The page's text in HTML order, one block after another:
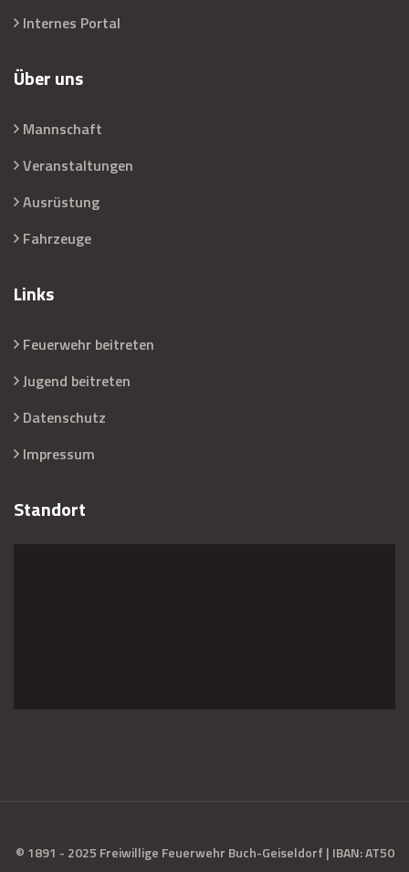
Internes Portal
Über uns
Mannschaft
Veranstaltungen
Ausrüstung
Fahrzeuge
Links
Feuerwehr beitreten
Jugend beitreten
Datenschutz
Impressum
Standort
© 1891 - 2025 Freiwillige Feuerwehr Buch-Geiseldorf | IBAN: AT50